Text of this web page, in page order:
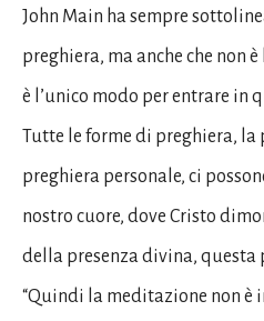
John Main ha sempre
preghiera, ma anche che non
è l’unico modo per entrare in
Tutte le forme di preghiera,
preghiera personale, ci
nostro cuore, dove Cristo
della presenza divina, questa
“Quindi la meditazione non è